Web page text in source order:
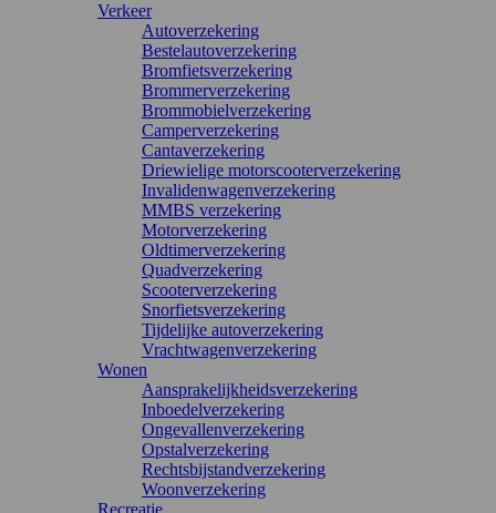
Verkeer
Autoverzekering
Bestelautoverzekering
Bromfietsverzekering
Brommerverzekering
Brommobielverzekering
Camperverzekering
Cantaverzekering
Driewielige motorscooterverzekering
Invalidenwagenverzekering
MMBS verzekering
Motorverzekering
Oldtimerverzekering
Quadverzekering
Scooterverzekering
Snorfietsverzekering
Tijdelijke autoverzekering
Vrachtwagenverzekering
Wonen
Aansprakelijkheidsverzekering
Inboedelverzekering
Ongevallenverzekering
Opstalverzekering
Rechtsbijstandverzekering
Woonverzekering
Recreatie